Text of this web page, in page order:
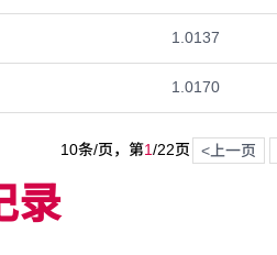
1.0137
1.0170
10条/页，第1/22页 <上一页
录